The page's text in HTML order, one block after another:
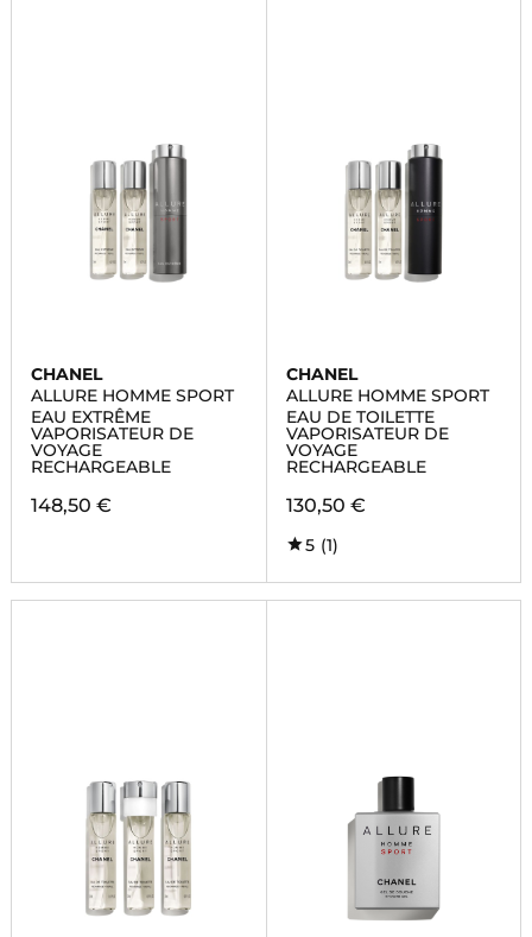
CHANEL
ALLURE HOMME SPORT
EAU EXTRÊME
VAPORISATEUR DE
VOYAGE
RECHARGEABLE
148,50 €
CHANEL
ALLURE HOMME SPORT
EAU DE TOILETTE
VAPORISATEUR DE
VOYAGE
RECHARGEABLE
130,50 €
5 (1)